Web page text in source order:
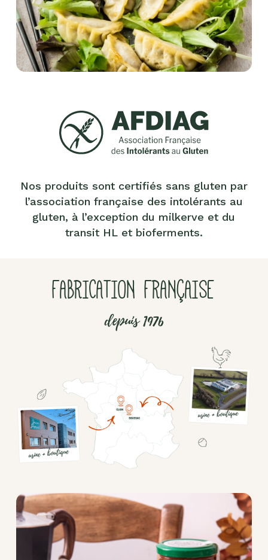
Nos produits sont certifiés sans gluten par
l’association française des intolérants au
gluten, à l’exception du milkerve et du
transit HL et bioferments.
FABRICATION FRANÇAISE
depuis 1976
culinaires
Boisson
poudre
Fruits
secs
Mélanges
apéritifs
Tartinables
apéritifs